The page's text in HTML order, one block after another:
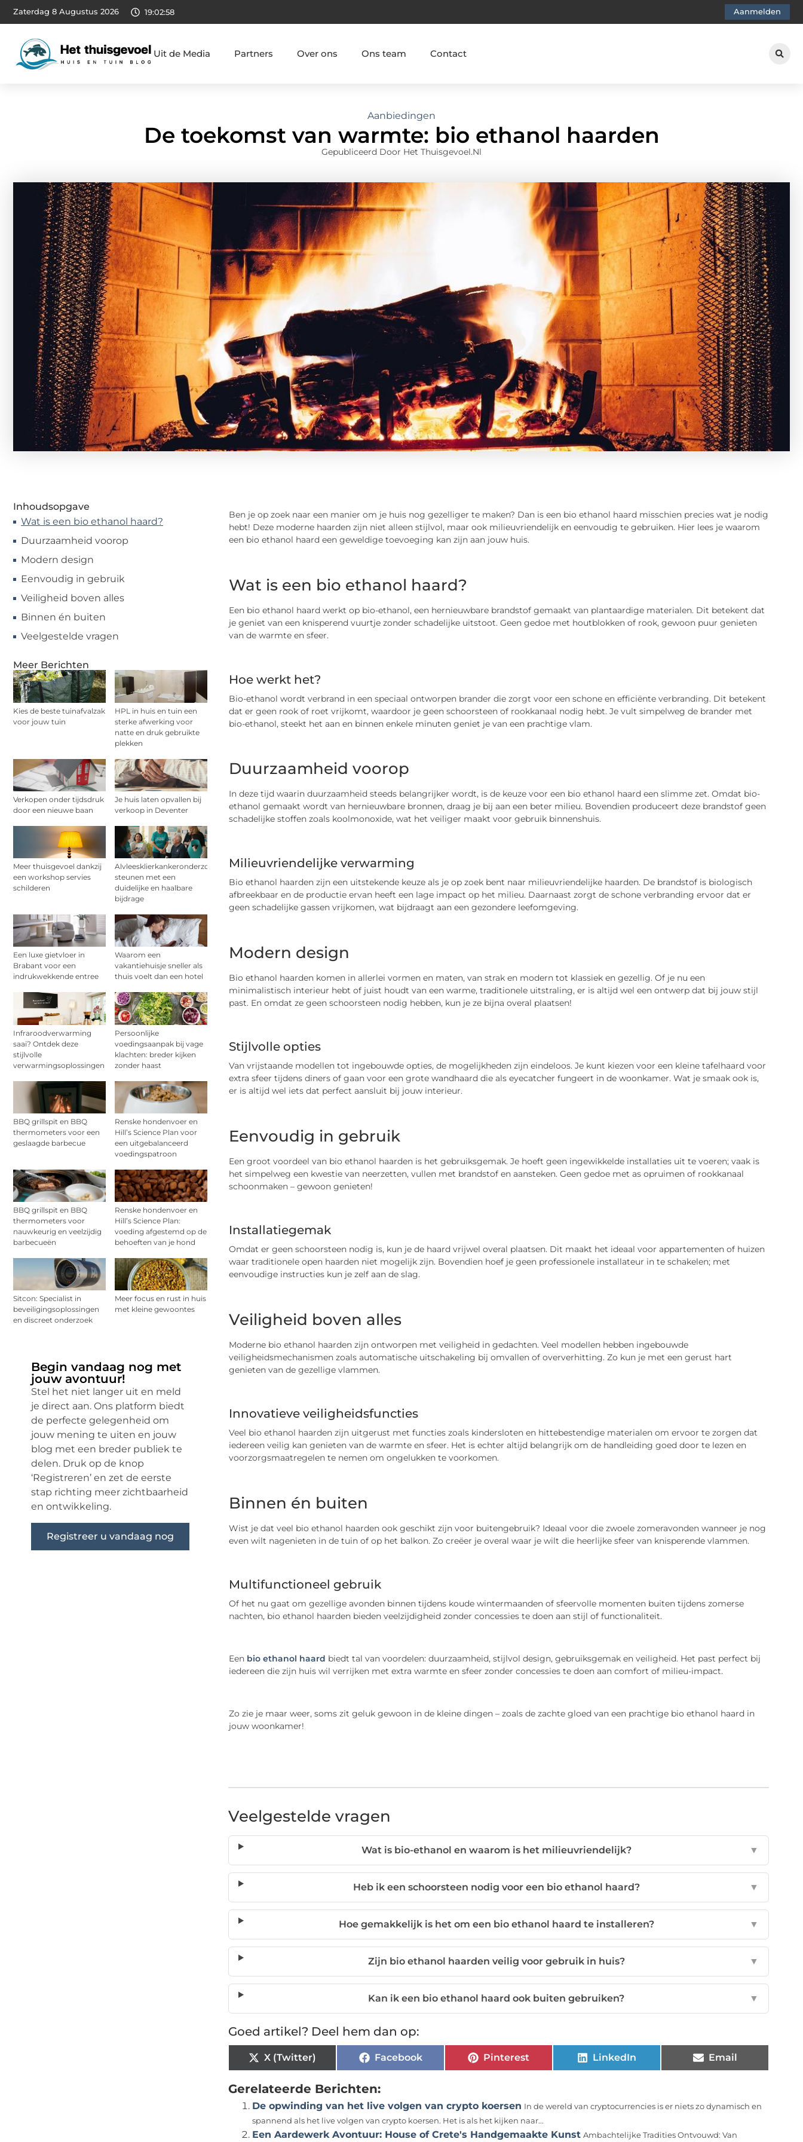
Zaterdag 8 Augustus 2026 19:02:59 Aanmelden
Uit de Media Partners Over ons Ons team Contact
Aanbiedingen
De toekomst van warmte: bio ethanol haarden
Gepubliceerd Door Het Thuisgevoel.nl
Inhoudsopgave
Wat is een bio ethanol haard?
Duurzaamheid voorop
Modern design
Eenvoudig in gebruik
Veiligheid boven alles
Binnen én buiten
Veelgestelde vragen
Meer Berichten
Kies de beste tuinafvalzak
voor jouw tuin
HPL in huis en tuin een
sterke afwerking voor
natte en druk gebruikte
plekken
Verkopen onder tijdsdruk
door een nieuwe baan
Je huis laten opvallen bij
verkoop in Deventer
Meer thuisgevoel dankzij
een workshop servies
schilderen
Alvleesklierkankeronderzoek
steunen met een
duidelijke en haalbare
bijdrage
Een luxe gietvloer in
Brabant voor een
indrukwekkende entree
Waarom een
vakantiehuisje sneller als
thuis voelt dan een hotel
Infraroodverwarming
saai? Ontdek deze
stijlvolle
verwarmingsoplossingen
Persoonlijke
voedingsaanpak bij vage
klachten: breder kijken
zonder haast
BBQ grillspit en BBQ
thermometers voor een
geslaagde barbecue
Renske hondenvoer en
Hill’s Science Plan voor
een uitgebalanceerd
voedingspatroon
BBQ grillspit en BBQ
thermometers voor
nauwkeurig en veelzijdig
barbecueën
Renske hondenvoer en
Hill’s Science Plan:
voeding afgestemd op de
behoeften van je hond
Sitcon: Specialist in
beveiligingsoplossingen
en discreet onderzoek
Meer focus en rust in huis
met kleine gewoontes
Begin vandaag nog met
jouw avontuur!
Stel het niet langer uit en meld
je direct aan. Ons platform biedt
de perfecte gelegenheid om
jouw mening te uiten en jouw
blog met een breder publiek te
delen. Druk op de knop
‘Registreren’ en zet de eerste
stap richting meer zichtbaarheid
en ontwikkeling.
Registreer u vandaag nog
Ben je op zoek naar een manier om je huis nog gezelliger te maken? Dan is een bio ethanol haard misschien precies wat je nodig
hebt! Deze moderne haarden zijn niet alleen stijlvol, maar ook milieuvriendelijk en eenvoudig te gebruiken. Hier lees je waarom
een bio ethanol haard een geweldige toevoeging kan zijn aan jouw huis.
Wat is een bio ethanol haard?
Een bio ethanol haard werkt op bio-ethanol, een hernieuwbare brandstof gemaakt van plantaardige materialen. Dit betekent dat
je geniet van een knisperend vuurtje zonder schadelijke uitstoot. Geen gedoe met houtblokken of rook, gewoon puur genieten
van de warmte en sfeer.
Hoe werkt het?
Bio-ethanol wordt verbrand in een speciaal ontworpen brander die zorgt voor een schone en efficiënte verbranding. Dit betekent
dat er geen rook of roet vrijkomt, waardoor je geen schoorsteen of rookkanaal nodig hebt. Je vult simpelweg de brander met
bio-ethanol, steekt het aan en binnen enkele minuten geniet je van een prachtige vlam.
Duurzaamheid voorop
In deze tijd waarin duurzaamheid steeds belangrijker wordt, is de keuze voor een bio ethanol haard een slimme zet. Omdat bio-
ethanol gemaakt wordt van hernieuwbare bronnen, draag je bij aan een beter milieu. Bovendien produceert deze brandstof geen
schadelijke stoffen zoals koolmonoxide, wat het veiliger maakt voor gebruik binnenshuis.
Milieuvriendelijke verwarming
Bio ethanol haarden zijn een uitstekende keuze als je op zoek bent naar milieuvriendelijke haarden. De brandstof is biologisch
afbreekbaar en de productie ervan heeft een lage impact op het milieu. Daarnaast zorgt de schone verbranding ervoor dat er
geen schadelijke gassen vrijkomen, wat bijdraagt aan een gezondere leefomgeving.
Modern design
Bio ethanol haarden komen in allerlei vormen en maten, van strak en modern tot klassiek en gezellig. Of je nu een
minimalistisch interieur hebt of juist houdt van een warme, traditionele uitstraling, er is altijd wel een ontwerp dat bij jouw stijl
past. En omdat ze geen schoorsteen nodig hebben, kun je ze bijna overal plaatsen!
Stijlvolle opties
Van vrijstaande modellen tot ingebouwde opties, de mogelijkheden zijn eindeloos. Je kunt kiezen voor een kleine tafelhaard voor
extra sfeer tijdens diners of gaan voor een grote wandhaard die als eyecatcher fungeert in de woonkamer. Wat je smaak ook is,
er is altijd wel iets dat perfect aansluit bij jouw interieur.
Eenvoudig in gebruik
Een groot voordeel van bio ethanol haarden is het gebruiksgemak. Je hoeft geen ingewikkelde installaties uit te voeren; vaak is
het simpelweg een kwestie van neerzetten, vullen met brandstof en aansteken. Geen gedoe met as opruimen of rookkanaal
schoonmaken – gewoon genieten!
Installatiegemak
Omdat er geen schoorsteen nodig is, kun je de haard vrijwel overal plaatsen. Dit maakt het ideaal voor appartementen of huizen
waar traditionele open haarden niet mogelijk zijn. Bovendien hoef je geen professionele installateur in te schakelen; met
eenvoudige instructies kun je zelf aan de slag.
Veiligheid boven alles
Moderne bio ethanol haarden zijn ontworpen met veiligheid in gedachten. Veel modellen hebben ingebouwde
veiligheidsmechanismen zoals automatische uitschakeling bij omvallen of oververhitting. Zo kun je met een gerust hart
genieten van de gezellige vlammen.
Innovatieve veiligheidsfuncties
Veel bio ethanol haarden zijn uitgerust met functies zoals kindersloten en hittebestendige materialen om ervoor te zorgen dat
iedereen veilig kan genieten van de warmte en sfeer. Het is echter altijd belangrijk om de handleiding goed door te lezen en
voorzorgsmaatregelen te nemen om ongelukken te voorkomen.
Binnen én buiten
Wist je dat veel bio ethanol haarden ook geschikt zijn voor buitengebruik? Ideaal voor die zwoele zomeravonden wanneer je nog
even wilt nagenieten in de tuin of op het balkon. Zo creëer je overal waar je wilt die heerlijke sfeer van knisperende vlammen.
Multifunctioneel gebruik
Of het nu gaat om gezellige avonden binnen tijdens koude wintermaanden of sfeervolle momenten buiten tijdens zomerse
nachten, bio ethanol haarden bieden veelzijdigheid zonder concessies te doen aan stijl of functionaliteit.
Een bio ethanol haard biedt tal van voordelen: duurzaamheid, stijlvol design, gebruiksgemak en veiligheid. Het past perfect bij
iedereen die zijn huis wil verrijken met extra warmte en sfeer zonder concessies te doen aan comfort of milieu-impact.
Zo zie je maar weer, soms zit geluk gewoon in de kleine dingen – zoals de zachte gloed van een prachtige bio ethanol haard in
jouw woonkamer!
Veelgestelde vragen
Wat is bio-ethanol en waarom is het milieuvriendelijk? ▼
Heb ik een schoorsteen nodig voor een bio ethanol haard? ▼
Hoe gemakkelijk is het om een bio ethanol haard te installeren? ▼
Zijn bio ethanol haarden veilig voor gebruik in huis? ▼
Kan ik een bio ethanol haard ook buiten gebruiken? ▼
Goed artikel? Deel hem dan op:
X (Twitter) Facebook Pinterest LinkedIn Email
Gerelateerde Berichten:
De opwinding van het live volgen van crypto koersen In de wereld van cryptocurrencies is er niets zo dynamisch en
spannend als het live volgen van crypto koersen. Het is als het kijken naar...
Een Aardewerk Avontuur: House of Crete's Handgemaakte Kunst Ambachtelijke Tradities Ontvouwd: Van